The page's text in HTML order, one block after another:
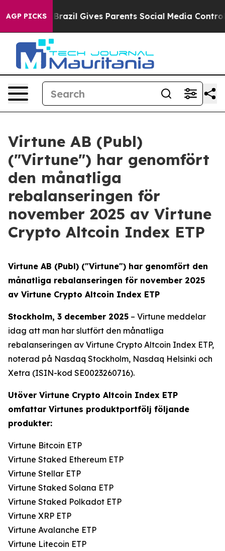
AGP PICKS
Youth Brazil Gives Parents Social Media Controls
Virtune AB (Publ)
("Virtune") har genomfört
den månatliga
rebalanseringen för
november 2025 av Virtune
Crypto Altcoin Index ETP
Virtune AB (Publ) ("Virtune") har genomfört den
månatliga rebalanseringen för november 2025
av Virtune Crypto Altcoin Index ETP
Stockholm, 3 december 2025 – Virtune meddelar
idag att man har slutfört den månatliga
rebalanseringen av Virtune Crypto Altcoin Index ETP,
noterad på Nasdaq Stockholm, Nasdaq Helsinki och
Xetra (ISIN-kod SE0023260716).
Utöver Virtune Crypto Altcoin Index ETP
omfattar Virtunes produktportfölj följande
produkter:
Virtune Bitcoin ETP
Virtune Staked Ethereum ETP
Virtune Stellar ETP
Virtune Staked Solana ETP
Virtune Staked Polkadot ETP
Virtune XRP ETP
Virtune Avalanche ETP
Virtune Litecoin ETP